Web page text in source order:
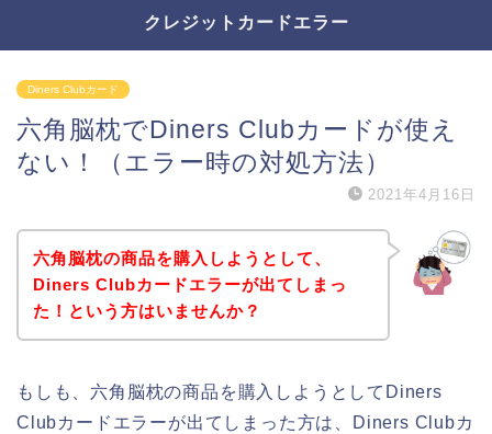
クレジットカードエラー
Diners Clubカード
六角脳枕でDiners Clubカードが使え
ない！（エラー時の対処方法）
2021年4月16日
六角脳枕の商品を購入しようとして、
Diners Clubカードエラーが出てしまっ
た！という方はいませんか？
もしも、六角脳枕の商品を購入しようとしてDiners
Clubカードエラーが出てしまった方は、Diners Clubカ